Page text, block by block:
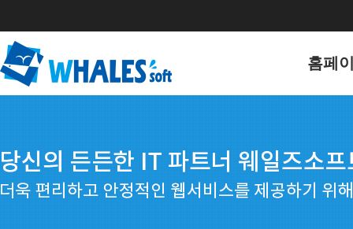
홈페
포트폴